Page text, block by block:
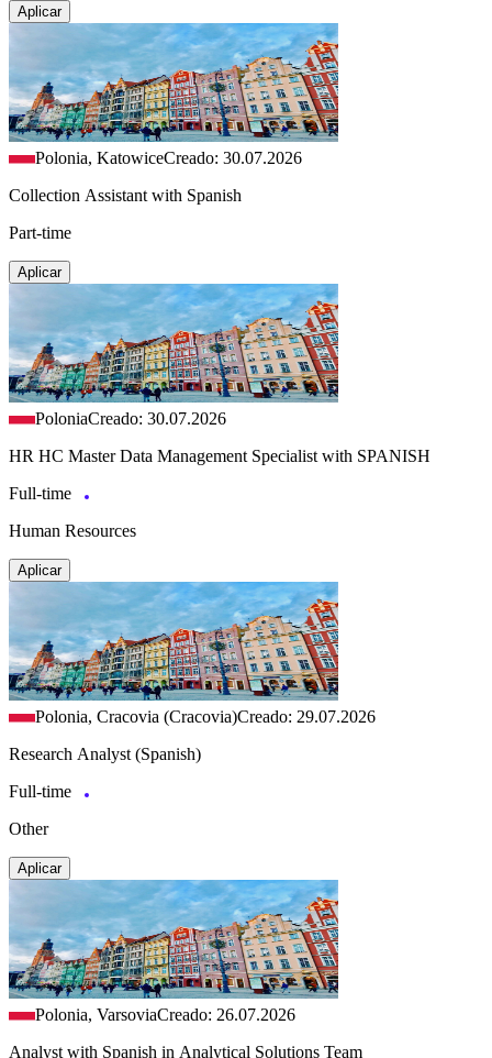
Aplicar
Polonia, KatowiceCreado: 30.07.2026
Collection Assistant with Spanish
Part-time
Aplicar
PoloniaCreado: 30.07.2026
HR HC Master Data Management Specialist with SPANISH
Full-time
Human Resources
Aplicar
Polonia, Cracovia (Cracovia)Creado: 29.07.2026
Research Analyst (Spanish)
Full-time
Other
Aplicar
Polonia, VarsoviaCreado: 26.07.2026
Analyst with Spanish in Analytical Solutions Team